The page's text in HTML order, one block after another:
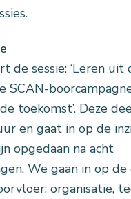
de sessie: ‘Leren uit
SCAN-
toekomst’. Deze
en gaat in op de
opgedaan na acht
We gaan in op
organisatie,